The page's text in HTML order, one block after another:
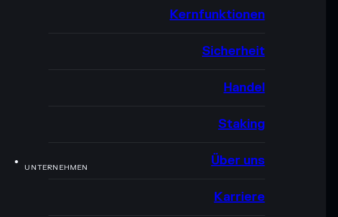
Kernfunktionen
Sicherheit
Handel
Staking
UNTERNEHMEN Über uns
Karriere